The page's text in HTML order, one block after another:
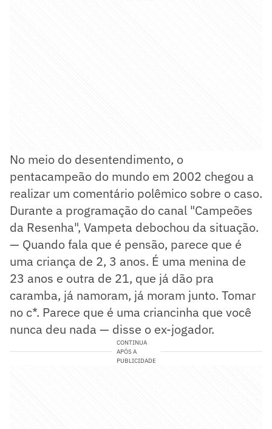
No meio do desentendimento, o
pentacampeão do mundo em 2002 chegou a
realizar um comentário polêmico sobre o caso.
Durante a programação do canal "Campeões
da Resenha", Vampeta debochou da situação.
— Quando fala que é pensão, parece que é
uma criança de 2, 3 anos. É uma menina de
23 anos e outra de 21, que já dão pra
caramba, já namoram, já moram junto. Tomar
no c*. Parece que é uma criancinha que você
nunca deu nada — disse o ex-jogador.
CONTINUA
APÓS A
PUBLICIDADE